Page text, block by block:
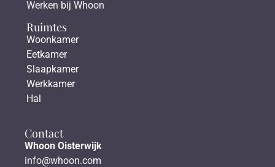
Werken bij Whoon
Ruimtes
Woonkamer
Eetkamer
Slaapkamer
Werkkamer
Hal
Contact
Whoon Oisterwijk
info@whoon.com